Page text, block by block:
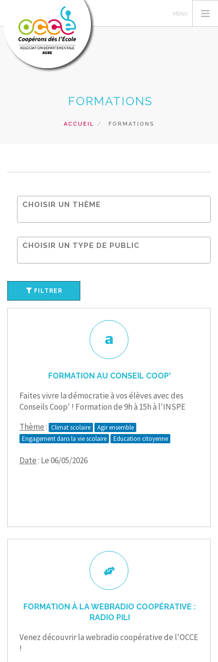
RECHERCHER
CONTACT
FORMATIONS
ACCUEIL FORMATIONS
FILTRER
FORMATION AU CONSEIL COOP'
Faites vivre la démocratie à vos élèves avec des
Conseils Coop' ! Formation de 9h à 15h à l'INSPE
Thème: Climat scolaire
Agir ensemble
Engagement dans la vie scolaire
Education citoyenne
Date: Le 06/05/2026
FORMATION À LA WEBRADIO COOPÉRATIVE :
RADIO PILI
Venez découvrir la webradio coopérative de l'OCCE
!